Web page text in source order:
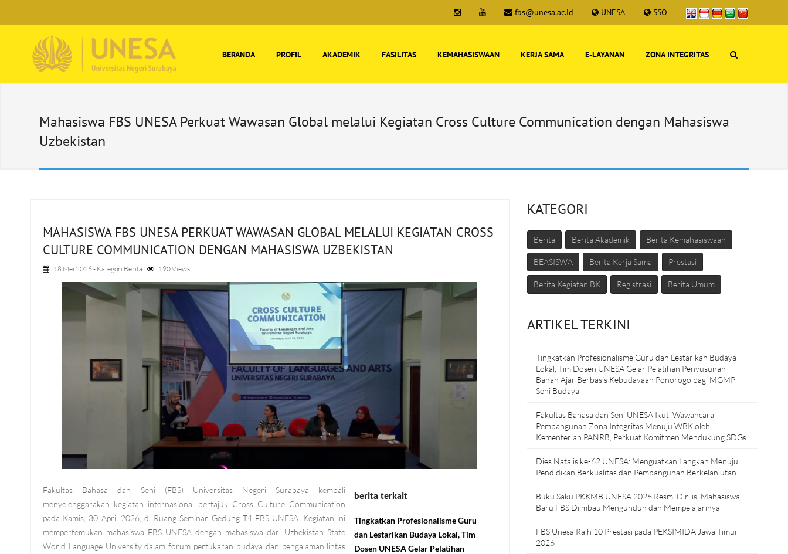
UNESA SSO
fbs@unesa.ac.id
BERANDA PROFIL AKADEMIK FASILITAS KEMAHASISWAAN KERJA SAMA E-LAYANAN ZONA INTEGRITAS
Mahasiswa FBS UNESA Perkuat Wawasan Global melalui Kegiatan Cross Culture Communication dengan Mahasiswa
Uzbekistan
MAHASISWA FBS UNESA PERKUAT WAWASAN GLOBAL MELALUI KEGIATAN CROSS
CULTURE COMMUNICATION DENGAN MAHASISWA UZBEKISTAN
18 Mei 2026- Kategori Berita 190 Views
berita terkait
Tingkatkan Profesionalisme Guru
dan Lestarikan Budaya Lokal, Tim
Dosen UNESA Gelar Pelatihan
Fakultas Bahasa dan Seni (FBS) Universitas Negeri Surabaya kembali
menyelenggarakan kegiatan internasional bertajuk Cross Culture Communication
pada Kamis, 30 April 2026, di Ruang Seminar Gedung T4 FBS UNESA. Kegiatan ini
mempertemukan mahasiswa FBS UNESA dengan mahasiswa dari Uzbekistan State
World Language University dalam forum pertukaran budaya dan pengalaman lintas
KATEGORI
Berita Berita Akademik Berita Kemahasiswaan
BEASISWA Berita Kerja Sama Prestasi
Berita Kegiatan BK Registrasi Berita Umum
ARTIKEL TERKINI
Tingkatkan Profesionalisme Guru dan Lestarikan Budaya
Lokal, Tim Dosen UNESA Gelar Pelatihan Penyusunan
Bahan Ajar Berbasis Kebudayaan Ponorogo bagi MGMP
Seni Budaya
Fakultas Bahasa dan Seni UNESA Ikuti Wawancara
Pembangunan Zona Integritas Menuju WBK oleh
Kementerian PANRB, Perkuat Komitmen Mendukung SDGs
Dies Natalis ke-62 UNESA: Menguatkan Langkah Menuju
Pendidikan Berkualitas dan Pembangunan Berkelanjutan
Buku Saku PKKMB UNESA 2026 Resmi Dirilis, Mahasiswa
Baru FBS Diimbau Mengunduh dan Mempelajarinya
FBS Unesa Raih 10 Prestasi pada PEKSIMIDA Jawa Timur
2026